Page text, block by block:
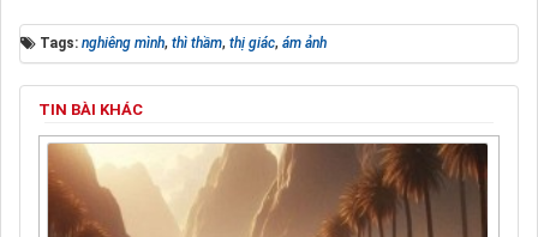
Tags: nghiêng mình, thì thầm, thị giác, ám ảnh
TIN BÀI KHÁC